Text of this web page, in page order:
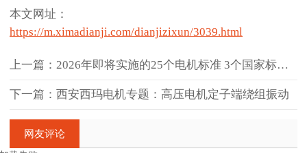
本文网址：
https://m.ximadianji.com/dianjizixun/3039.html
上一篇：2026年即将实施的25个电机标准 3个国家标准 22个行业
下一篇：西安西玛电机专题：高压电机定子端绕组振动
网友评论